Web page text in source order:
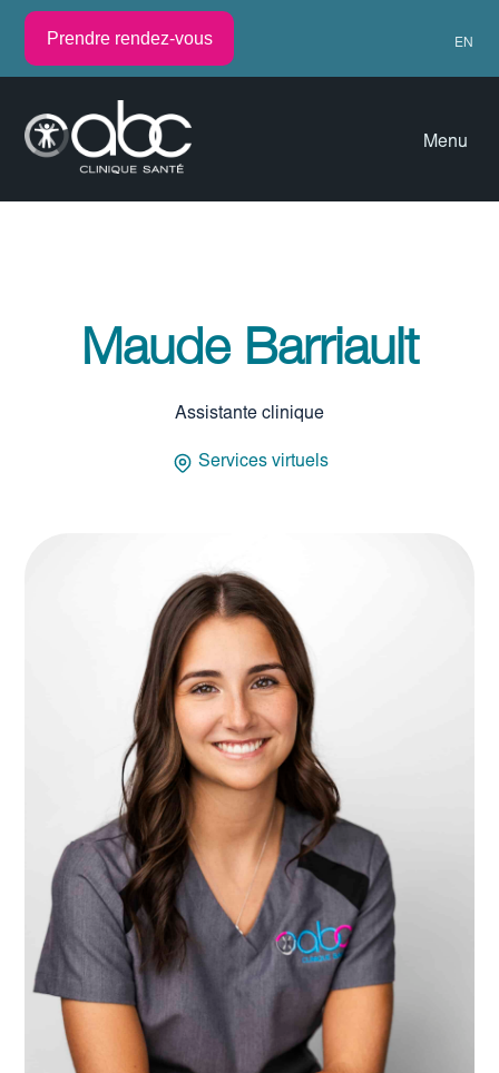
Prendre rendez-vous EN
Menu
Maude Barriault
Assistante clinique
Services virtuels